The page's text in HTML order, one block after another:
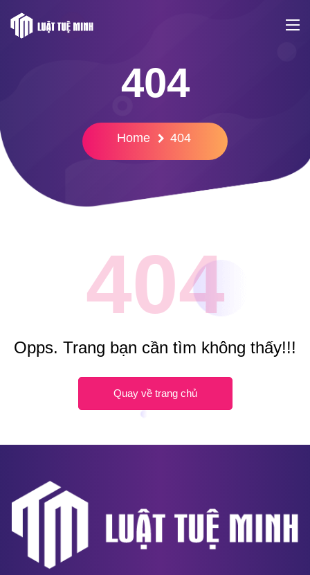
404
Home 404
404
Opps. Trang bạn cần tìm không thấy!!!
Quay về trang chủ